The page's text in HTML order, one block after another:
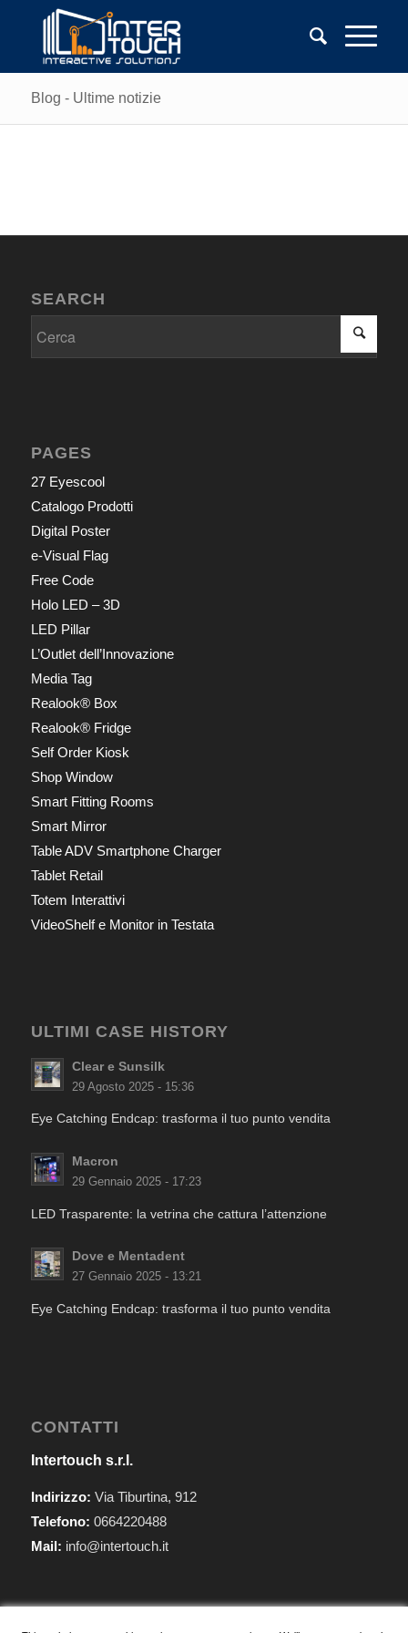
Blog - Ultime notizie
SEARCH
PAGES
27 Eyescool
Catalogo Prodotti
Digital Poster
e-Visual Flag
Free Code
Holo LED – 3D
LED Pillar
L’Outlet dell’Innovazione
Media Tag
Realook® Box
Realook® Fridge
Self Order Kiosk
Shop Window
Smart Fitting Rooms
Smart Mirror
Table ADV Smartphone Charger
Tablet Retail
Totem Interattivi
VideoShelf e Monitor in Testata
ULTIMI CASE HISTORY
Clear e Sunsilk
29 Agosto 2025 - 15:36
Eye Catching Endcap: trasforma il tuo punto vendita
Macron
29 Gennaio 2025 - 17:23
LED Trasparente: la vetrina che cattura l’attenzione
Dove e Mentadent
27 Gennaio 2025 - 13:21
Eye Catching Endcap: trasforma il tuo punto vendita
CONTATTI
Intertouch s.r.l.
Indirizzo: Via Tiburtina, 912
Telefono: 0664220488
Mail: info@intertouch.it